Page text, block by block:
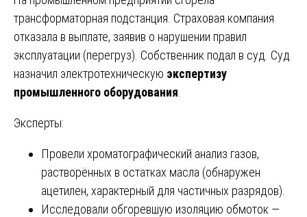
трансформаторная подстанция. Страховая компания
отказала в выплате, заявив о нарушении правил
эксплуатации (перегруз). Собственник подал в суд. Суд
назначил электротехническую экспертизу
промышленного оборудования
Эксперты:
Провели хроматографический анализ газов,
растворённых в остатках масла (обнаружен
ацетилен, характерный для частичных разрядов).
Исследовали обгоревшую изоляцию обмоток —